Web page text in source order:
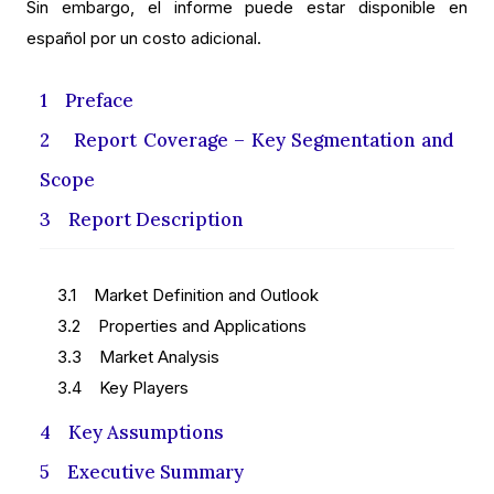
Sin embargo, el informe puede estar disponible en
español por un costo adicional.
1 Preface
2 Report Coverage – Key Segmentation and
Scope
3 Report Description
3.1 Market Definition and Outlook
3.2 Properties and Applications
3.3 Market Analysis
3.4 Key Players
4 Key Assumptions
5 Executive Summary